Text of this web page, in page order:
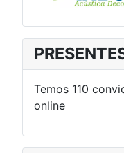
Temos 110
online